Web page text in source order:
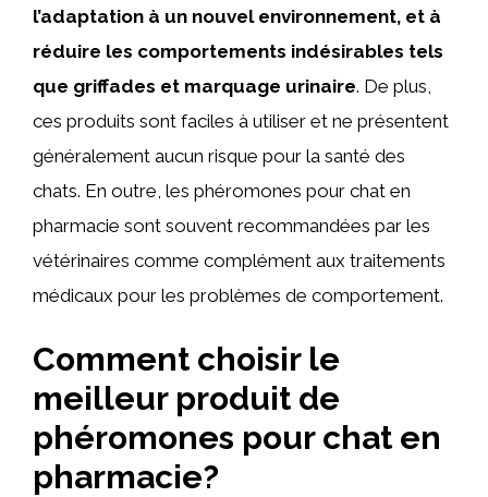
l’adaptation à un nouvel environnement, et à
réduire les comportements indésirables tels
que griffades et marquage urinaire. De plus,
ces produits sont faciles à utiliser et ne présentent
généralement aucun risque pour la santé des
chats. En outre, les phéromones pour chat en
pharmacie sont souvent recommandées par les
vétérinaires comme complément aux traitements
médicaux pour les problèmes de comportement.
Comment choisir le
meilleur produit de
phéromones pour chat en
pharmacie?